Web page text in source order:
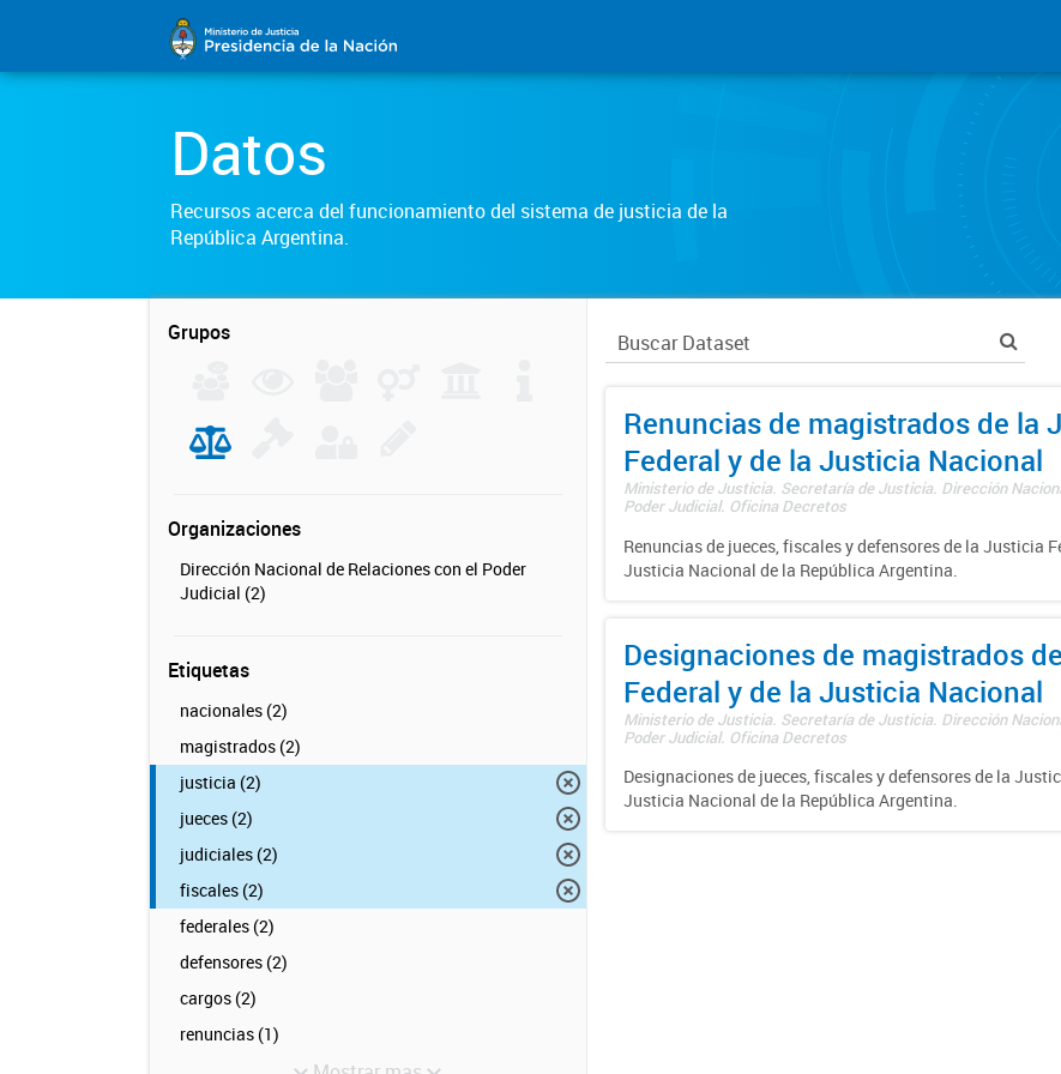
Datos
Recursos acerca del funcionamiento del sistema de justicia de la
República Argentina.
Grupos
Organizaciones
Dirección Nacional de Relaciones con el Poder
Judicial (2)
Etiquetas
nacionales (2)
magistrados (2)
justicia (2)
jueces (2)
judiciales (2)
fiscales (2)
federales (2)
defensores (2)
cargos (2)
renuncias (1)
Renuncias de magistrados de la
Federal y de la Justicia Nacional
Ministerio de Justicia. Secretaría de Justicia. Dirección
Poder Judicial. Oficina Decretos
Renuncias de jueces, fiscales y defensores de la Justicia
Justicia Nacional de la República Argentina.
Designaciones de magistrados
Federal y de la Justicia Nacional
Ministerio de Justicia. Secretaría de Justicia. Dirección
Poder Judicial. Oficina Decretos
Designaciones de jueces, fiscales y defensores de la
Justicia Nacional de la República Argentina.